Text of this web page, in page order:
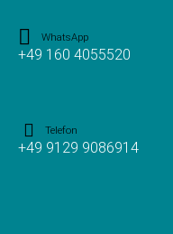
WhatsApp
+49 160 4055520
Telefon
+49 9129 9086914